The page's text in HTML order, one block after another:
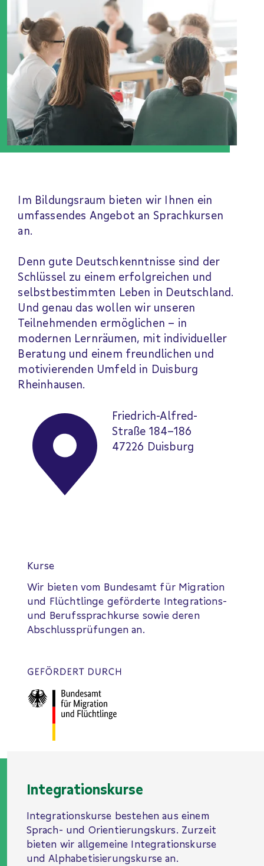
Im Bildungsraum bieten wir Ihnen ein
umfassendes Angebot an Sprachkursen
an.
Denn gute Deutschkenntnisse sind der
Schlüssel zu einem erfolgreichen und
selbstbestimmten Leben in Deutschland.
Und genau das wollen wir unseren
Teilnehmenden ermöglichen – in
modernen Lernräumen, mit individueller
Beratung und einem freundlichen und
motivierenden Umfeld in Duisburg
Rheinhausen.
Friedrich-Alfred-
Straße 184–186
47226 Duisburg
Kurse
Wir bieten vom Bundesamt für Migration
und Flüchtlinge geförderte Integrations-
und Berufs­sprach­kurse sowie deren
Abschluss­prüfungen an.
Integrationskurse
Integrationskurse bestehen aus einem
Sprach- und Orientierungs­kurs. Zurzeit
bieten wir allgemeine Integrations­kurse
und Alpha­betisierungs­kurse an.